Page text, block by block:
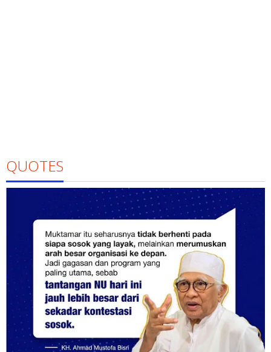
QUOTES